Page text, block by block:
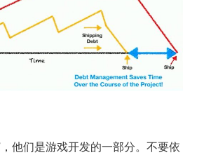
他们是游戏开发的一部分。不要依